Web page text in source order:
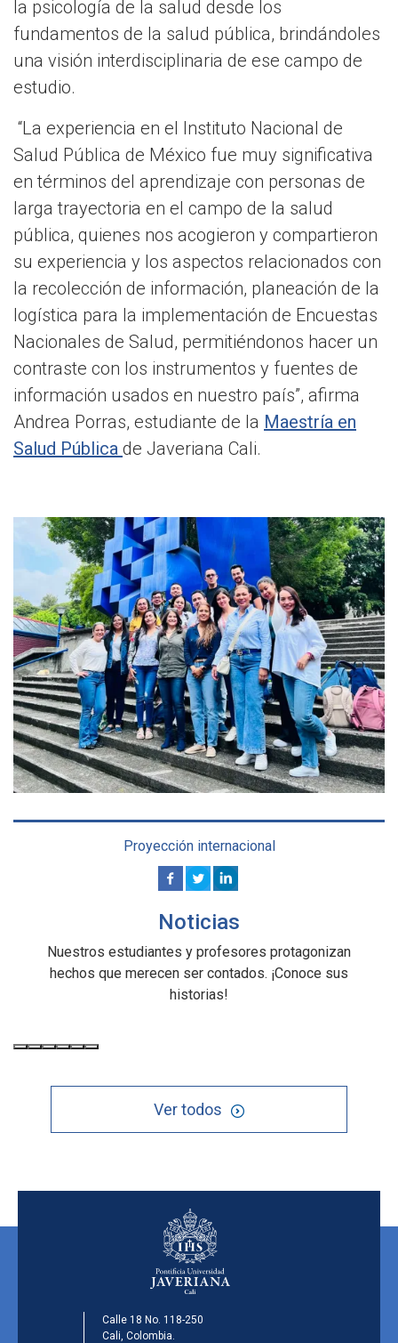
la psicología de la salud desde los
fundamentos de la salud pública, brindándoles
una visión interdisciplinaria de ese campo de
estudio.
“La experiencia en el Instituto Nacional de
Salud Pública de México fue muy significativa
en términos del aprendizaje con personas de
larga trayectoria en el campo de la salud
pública, quienes nos acogieron y compartieron
su experiencia y los aspectos relacionados con
la recolección de información, planeación de la
logística para la implementación de Encuestas
Nacionales de Salud, permitiéndonos hacer un
contraste con los instrumentos y fuentes de
información usados en nuestro país”, afirma
Andrea Porras, estudiante de la Maestría en
Salud Pública de Javeriana Cali.
Proyección internacional
Noticias
Nuestros estudiantes y profesores protagonizan
hechos que merecen ser contados. ¡Conoce sus
historias!
Ver todos
Calle 18 No. 118-250
Cali, Colombia.